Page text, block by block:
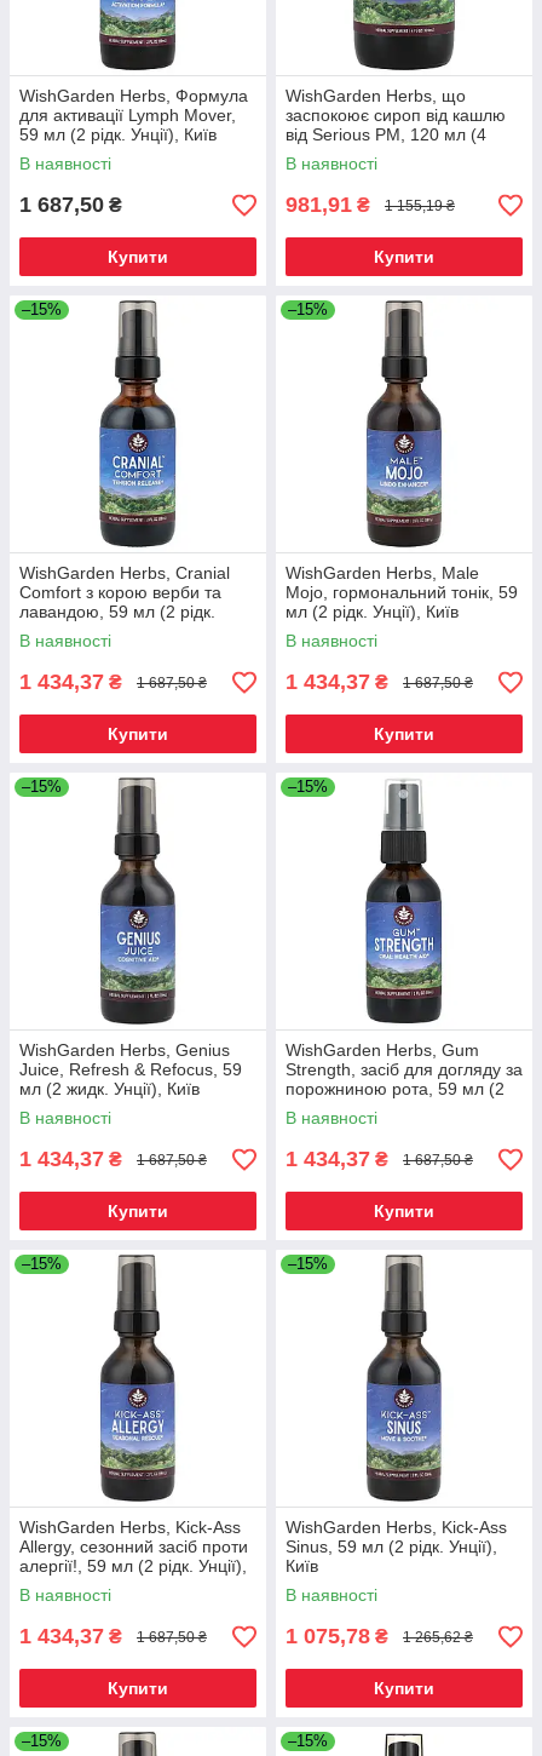
WishGarden Herbs, Формула
для активації Lymph Mover,
59 мл (2 рідк. Унції), Київ
В наявності
1 687,50 ₴
Купити
WishGarden Herbs, що
заспокоює сироп від кашлю
від Serious PM, 120 мл (4
рідк. Унції), Київ
В наявності
981,91 ₴ 1 155,19 ₴
Купити
–15%
WishGarden Herbs, Cranial
Comfort з корою верби та
лавандою, 59 мл (2 рідк.
Унції), Київ
В наявності
1 434,37 ₴ 1 687,50 ₴
Купити
–15%
WishGarden Herbs, Male
Mojo, гормональний тонік, 59
мл (2 рідк. Унції), Київ
В наявності
1 434,37 ₴ 1 687,50 ₴
Купити
–15%
WishGarden Herbs, Genius
Juice, Refresh & Refocus, 59
мл (2 жидк. Унції), Київ
В наявності
1 434,37 ₴ 1 687,50 ₴
Купити
–15%
WishGarden Herbs, Gum
Strength, засіб для догляду за
порожниною рота, 59 мл (2
рідк. Унції), Київ
В наявності
1 434,37 ₴ 1 687,50 ₴
Купити
–15%
WishGarden Herbs, Kick-Ass
Allergy, сезонний засіб проти
алергії!, 59 мл (2 рідк. Унції),
Київ
В наявності
1 434,37 ₴ 1 687,50 ₴
Купити
–15%
WishGarden Herbs, Kick-Ass
Sinus, 59 мл (2 рідк. Унції),
Київ
В наявності
1 075,78 ₴ 1 265,62 ₴
Купити
–15% –15%